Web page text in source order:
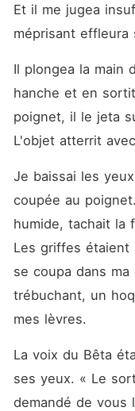
Et il me jugea
méprisant effleura
Il plongea la main
hanche et en
poignet, il le jeta
L'objet atterrit
Je baissai les
coupée au
humide, tachait la
Les griffes étaient
se coupa dans
trébuchant, un
mes lèvres.
La voix du Bêta
ses yeux. « Le
demandé de vous